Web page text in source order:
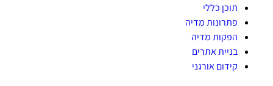
תוכן כללי
פתרונות מדיה
הפקות מדיה
בניית אתרים
קידום אורגני